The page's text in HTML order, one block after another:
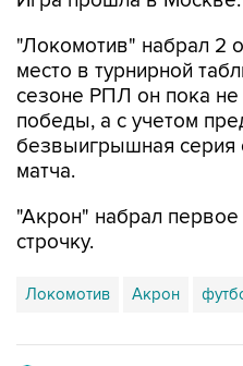
"Локомотив" набрал 2
место в турнирной
сезоне РПЛ он пока
победы, а с учетом
безвыигрышная серия
матча.
"Акрон" набрал
строчку.
Локомотив Акрон